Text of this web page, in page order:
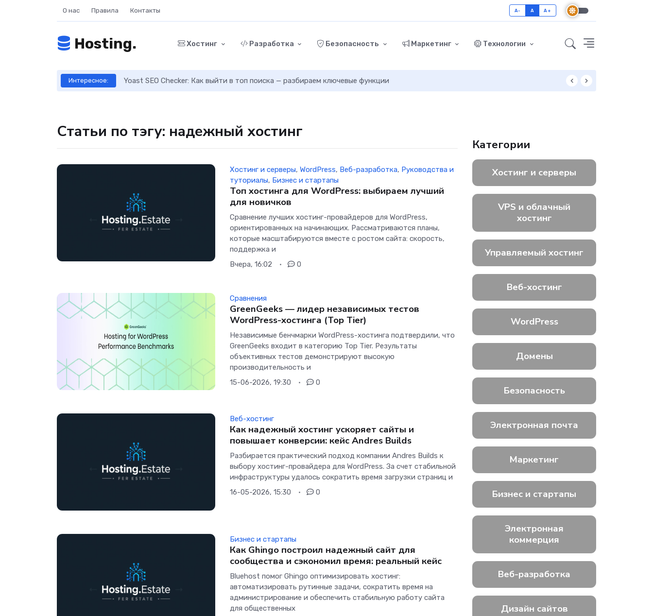
О нас Правила Контакты A- A A+
Hosting. Хостинг Разработка Безопасность Маркетинг Технологии
Интересное: Yoast SEO Checker: Как выйти в топ поиска — разбираем ключевые функции
Статьи по тэгу: надежный хостинг
Хостинг и серверы,WordPress, Веб-разработка, Руководства и
туториалы, Бизнес и стартапы
Топ хостинга для WordPress: выбираем лучший
для новичков
Сравнение лучших хостинг-провайдеров для WordPress,
ориентированных на начинающих. Рассматриваются планы,
которые масштабируются вместе с ростом сайта: скорость,
поддержка и
Вчера, 16:02
0
Сравнения
GreenGeeks — лидер независимых тестов
WordPress-хостинга (Top Tier)
Независимые бенчмарки WordPress-хостинга подтвердили, что
GreenGeeks входит в категорию Top Tier. Результаты
объективных тестов демонстрируют высокую
производительность и
15-06-2026, 19:30
0
Веб-хостинг
Как надежный хостинг ускоряет сайты и
повышает конверсии: кейс Andres Builds
Разбирается практический подход компании Andres Builds к
выбору хостинг-провайдера для WordPress. За счет стабильной
инфраструктуры удалось сократить время загрузки страниц и
16-05-2026, 15:30
0
Бизнес и стартапы
Как Ghingo построил надежный сайт для
сообщества и сэкономил время: реальный кейс
Bluehost помог Ghingo оптимизировать хостинг:
автоматизировать рутинные задачи, сократить время на
администрирование и обеспечить стабильную работу сайта
для общественных
Категории
Хостинг и серверы
VPS и облачный
хостинг
Управляемый хостинг
Веб-хостинг
WordPress
Домены
Безопасность
Электронная почта
Маркетинг
Бизнес и стартапы
Электронная
коммерция
Веб-разработка
Дизайн сайтов